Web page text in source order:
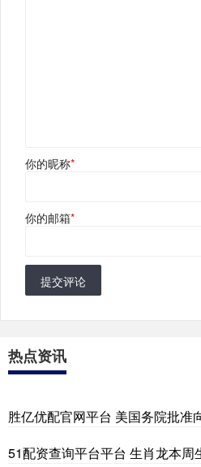
你的昵称*
你的邮箱*
提交评论
热点资讯
胜亿优配官网平台 美国务院批准
51配资查询平台平台 生肖龙本周